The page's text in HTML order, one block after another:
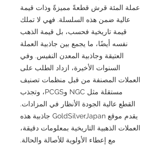
عملة المئة قرش قطعةً مميزةً وذات قيمة
عالية ضمن هذه السلسلة. فهي لا تملك
قيمة تاريخية فحسب، بل قيمة الذهب
نفسه أيضًا، ما يجمع بين جاذبية العملة
العتيقة وجاذبية المعدن النفيس. وفي
السنوات الأخيرة، ازداد الطلب على
العملات المصنفة من قبل منظمات تصنيف
مستقلة مثل NGC وPCGS، وتجذب
القطع عالية الجودة الأنظار في المزادات.
يقدم موقع GoldSilverJapan جاذبية هذه
العملات الذهبية التاريخية بمعلومات دقيقة،
مع إعطاء الأولوية للأصالة والحالة.